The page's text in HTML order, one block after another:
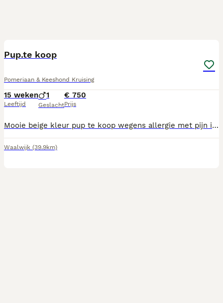
Pup.te koop
Pomeriaan & Keeshond Kruising
15 weken
Leeftijd
1
Geslacht
€ 750
Prijs
Mooie beige kleur pup te koop wegens allergie met pijn in ons hart zoek ik een lief baasje voor mijn.pup spiky u krijgt een bench nandy en hondebuggy erbij
Waalwijk (39.9km)